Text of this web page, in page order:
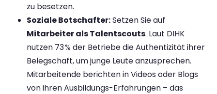
zu besetzen.
Soziale Botschafter:Setzen Sie auf
Mitarbeiter als Talentscouts. Laut DIHK
nutzen 73 % der Betriebe die Authentizität ihrer
Belegschaft, um junge Leute anzusprechen​.
Mitarbeitende berichten in Videos oder Blogs
von ihren Ausbildungs-Erfahrungen – das